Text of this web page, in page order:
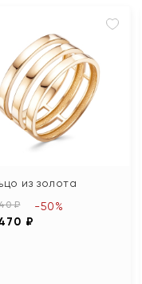
из золота
₽
₽
-50%